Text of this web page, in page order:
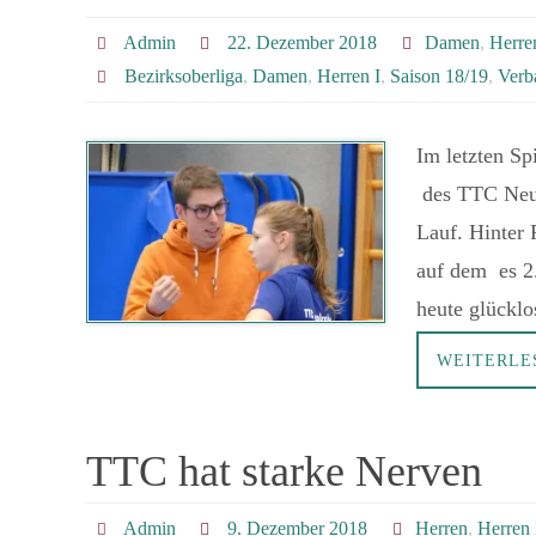
Admin 22. Dezember 2018 Damen,
Bezirksoberliga, Damen, Herren I, Saison 18/19,
Im letzten
des TTC
Lauf. Hinter
auf dem es
heute
TTC hat starke Nerven
Admin 9. Dezember 2018 Herren,Herren